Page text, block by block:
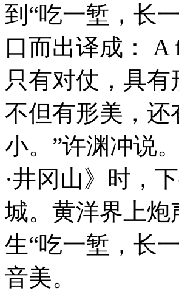
到“吃一堑，长
口而出译成： A
只有对仗，具
不但有形美，还
小。”许渊冲说
·井冈山》时，
城。黄洋界上炮
生“吃一堑，长
音美。